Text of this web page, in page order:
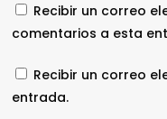
Recibir un correo
comentarios a esta
Recibir un correo
entrada.